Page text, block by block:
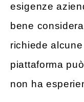
esigenze
bene
richiede
piattaforma
non ha